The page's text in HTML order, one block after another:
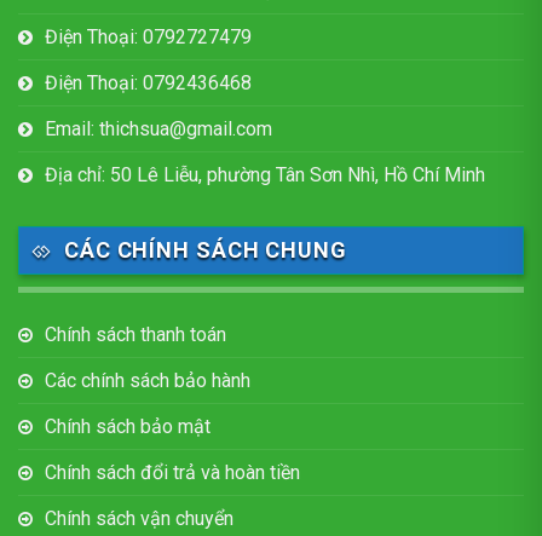
Điện Thoại: 0792727479
Điện Thoại: 0792436468
Email: thichsua@gmail.com
Địa chỉ: 50 Lê Liễu, phường Tân Sơn Nhì, Hồ Chí Minh
CÁC CHÍNH SÁCH CHUNG
Chính sách thanh toán
Các chính sách bảo hành
Chính sách bảo mật
Chính sách đổi trả và hoàn tiền
Chính sách vận chuyển